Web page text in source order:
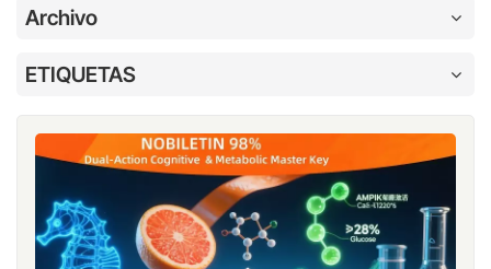
Archivo
ETIQUETAS